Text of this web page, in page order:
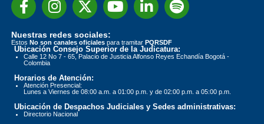
Nuestras redes sociales:
Estos No son canales oficiales para tramitar PQRSDF
Ubicación Consejo Superior de la Judicatura:
Calle 12 No 7 - 65, Palacio de Justicia Alfonso Reyes Echandía Bogotá -
Colombia
Horarios de Atención:
Atención Presencial:
Lunes a Viernes de 08:00 a.m. a 01:00 p.m. y de 02:00 p.m. a 05:00 p.m.
Ubicación de Despachos Judiciales y Sedes administrativas:
Directorio Nacional